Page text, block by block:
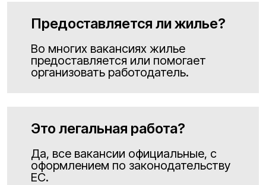
Предоставляется ли жилье?
Во многих вакансиях жилье
предоставляется или помогает
организовать работодатель.
Это легальная работа?
Да, все вакансии официальные, с
оформлением по законодательству
ЕС.